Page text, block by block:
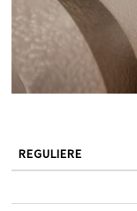
REGULIERE